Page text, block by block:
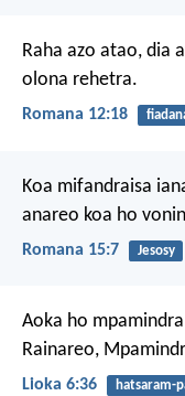
Raha azo atao, dia
olona rehetra.
Romana 12:18
Koa mifandraisa
anareo koa ho
Romana 15:7 Jesosy
Aoka ho
Rainareo,
Lioka 6:36 hatsaram-